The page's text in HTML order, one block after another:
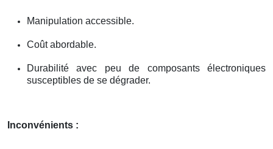
Manipulation accessible.
Coût abordable.
Durabilité avec peu de composants électroniques
susceptibles de se dégrader.
Inconvénients :